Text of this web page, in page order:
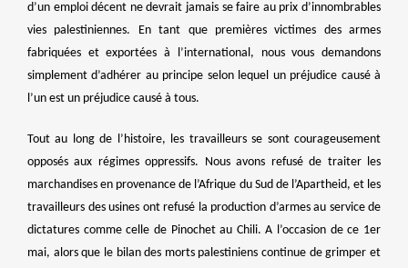
d’un emploi décent ne devrait jamais se faire au prix d’innombrables
vies palestiniennes. En tant que premières victimes des armes
fabriquées et exportées à l’international, nous vous demandons
simplement d’adhérer au principe selon lequel un préjudice causé à
l’un est un préjudice causé à tous.
Tout au long de l’histoire, les travailleurs se sont courageusement
opposés aux régimes oppressifs. Nous avons refusé de traiter les
marchandises en provenance de l’Afrique du Sud de l’Apartheid, et les
travailleurs des usines ont refusé la production d’armes au service de
dictatures comme celle de Pinochet au Chili. A l’occasion de ce 1er
mai, alors que le bilan des morts palestiniens continue de grimper et